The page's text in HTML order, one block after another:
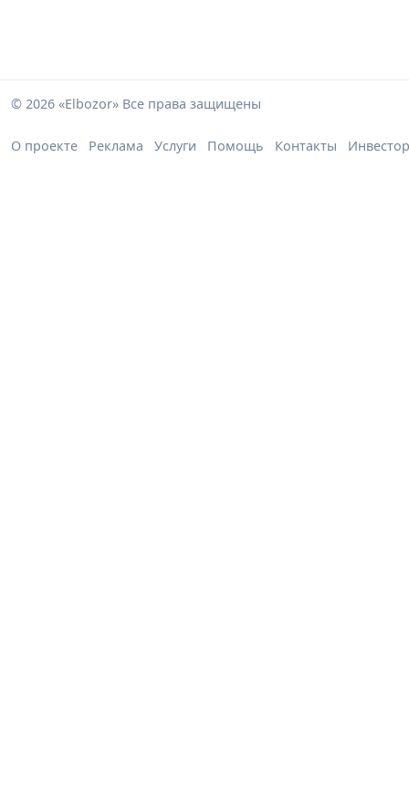
© 2026 «Elbozor» Все права защищены
О проекте Реклама Услуги Помощь Контакты